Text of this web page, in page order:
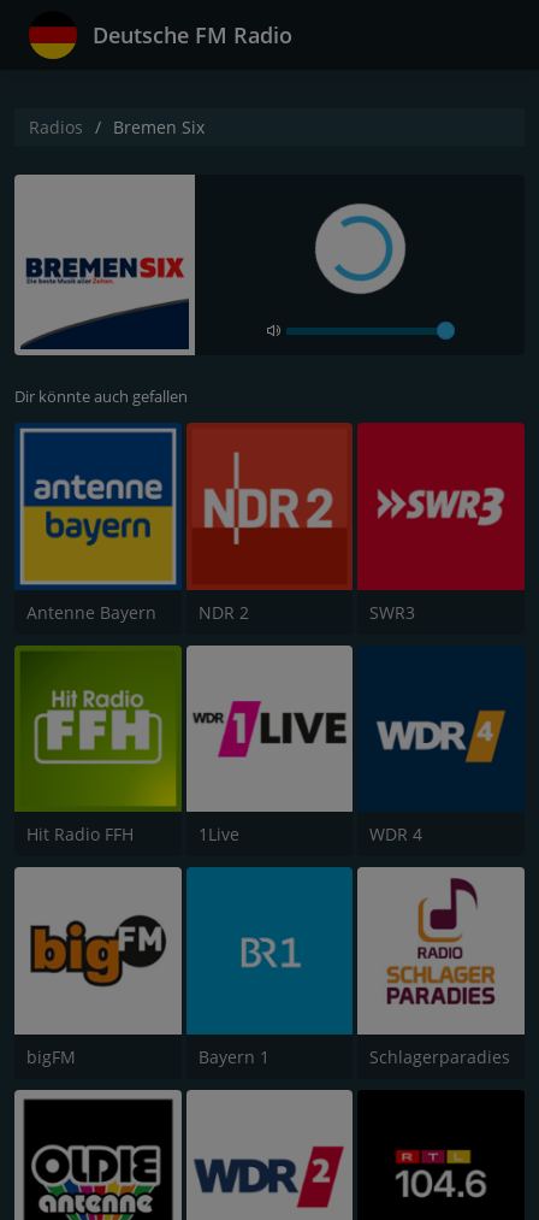
Deutsche FM Radio
Radios Bremen Six
Dir könnte auch gefallen
Antenne Bayern NDR 2 SWR3
Hit Radio FFH 1Live WDR 4
bigFM Bayern 1 Schlagerparadies